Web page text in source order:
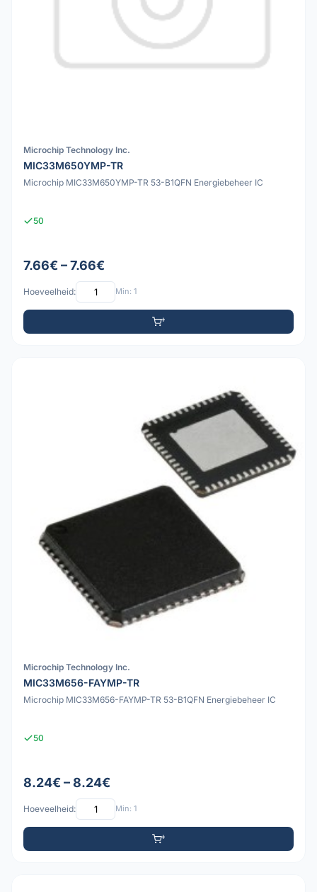
Microchip Technology Inc.
MIC33M650YMP-TR
Microchip MIC33M650YMP-TR 53-B1QFN Energiebeheer IC
50
7.66€ – 7.66€
Hoeveelheid: Min: 1
Microchip Technology Inc.
MIC33M656-FAYMP-TR
Microchip MIC33M656-FAYMP-TR 53-B1QFN Energiebeheer IC
50
8.24€ – 8.24€
Hoeveelheid: Min: 1